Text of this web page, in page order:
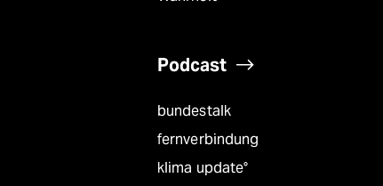
Podcast
bundestalk
fernverbindung
klima update°